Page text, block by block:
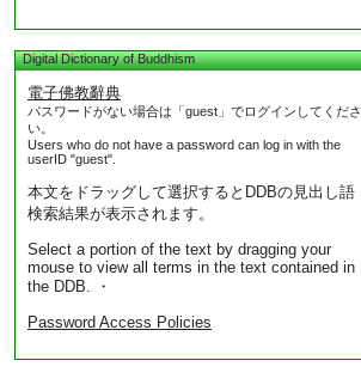
Digital Dictionary of Buddhism
電子佛教辭典
パスワードがない場合は「guest」でログインしてくださ
い。
Users who do not have a password can log in with the
userID "guest".
本文をドラッグして選択するとDDBの見出し語
検索結果が表示されます。
Select a portion of the text by dragging your
mouse to view all terms in the text contained in
the DDB. ・
Password Access Policies